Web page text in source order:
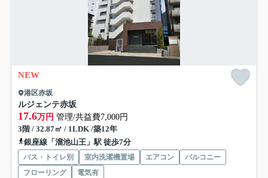
NEW
港区赤坂
ルジェンテ赤坂
17.6万円 管理/共益費7,000円
3階 / 32.87㎡ / 1LDK /築12年
銀座線「溜池山王」駅 徒歩7分
バス・トイレ別 室内洗濯機置場 エアコン
バルコニー
フローリング
電気有